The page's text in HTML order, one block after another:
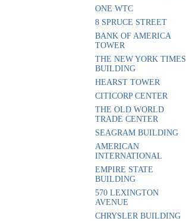
ONE WTC
8 SPRUCE STREET
BANK OF AMERICA
TOWER
THE NEW YORK TIMES
BUILDING
HEARST TOWER
CITICORP CENTER
THE OLD WORLD
TRADE CENTER
SEAGRAM BUILDING
AMERICAN
INTERNATIONAL
EMPIRE STATE
BUILDING
570 LEXINGTON
AVENUE
CHRYSLER BUILDING